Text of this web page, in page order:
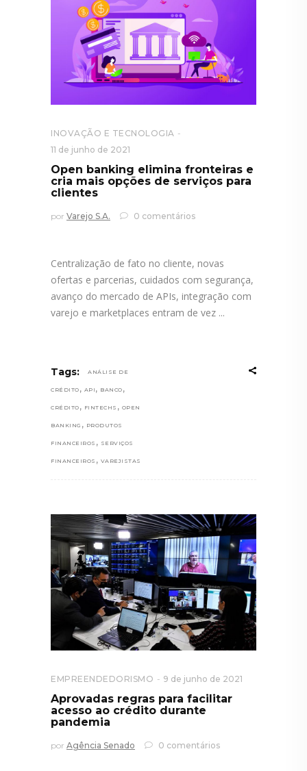
INOVAÇÃO E TECNOLOGIA
11 de junho de 2021
Open banking elimina fronteiras e
cria mais opções de serviços para
clientes
por Varejo S.A. 0 comentários
Centralização de fato no cliente, novas
ofertas e parcerias, cuidados com segurança,
avanço do mercado de APIs, integração com
varejo e marketplaces entram de vez
Tags: ANÁLISE DE
CRÉDITO , API , BANCO ,
CRÉDITO , FINTECHS , OPEN
BANKING , PRODUTOS
FINANCEIROS , SERVIÇOS
FINANCEIROS , VAREJISTAS
EMPREENDEDORISMO 9 de junho de 2021
Aprovadas regras para facilitar
acesso ao crédito durante
pandemia
por Agência Senado 0 comentários